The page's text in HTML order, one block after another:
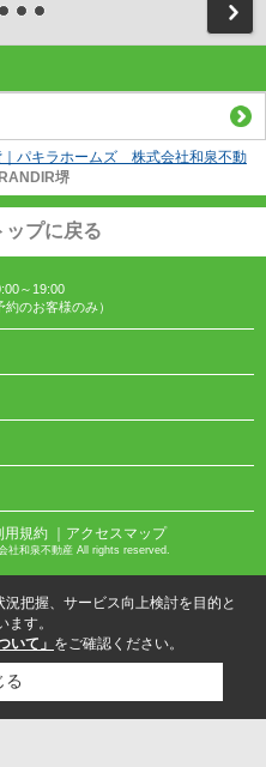
パキラホームズ 株式会社和泉不動
堺
ップに戻る
～19:00
のお客様のみ）
用規約 ｜アクセスマップ
和泉不動産 All rights reserved.
把握、サービス向上検討を目的と
す。
いて」 をご確認ください。
る